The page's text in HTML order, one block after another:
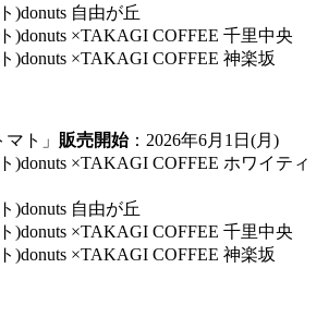
自由が丘
×TAKAGI COFFEE 千里中央
×TAKAGI COFFEE 神楽坂
ト」 販売開始：2026年6月1日(月)
)donuts ×TAKAGI COFFEE ホワイティ
自由が丘
×TAKAGI COFFEE 千里中央
×TAKAGI COFFEE 神楽坂